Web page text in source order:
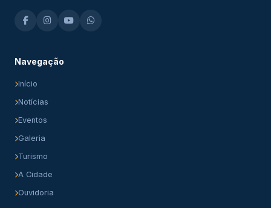
Navegação
Início
Notícias
Eventos
Galeria
Turismo
A Cidade
Ouvidoria